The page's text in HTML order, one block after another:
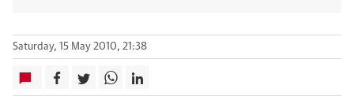
Saturday, 15 May 2010, 21:38